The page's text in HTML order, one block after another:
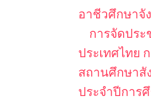
อาชีวศึกษาจั
การจัดปร
ประเทศไทย
สถานศึกษาสั
ประจำปีการ